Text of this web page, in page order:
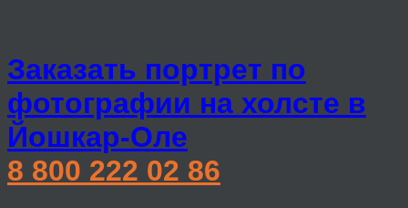
Заказать портрет по
фотографии на холсте в
Йошкар-Оле
8 800 222 02 86